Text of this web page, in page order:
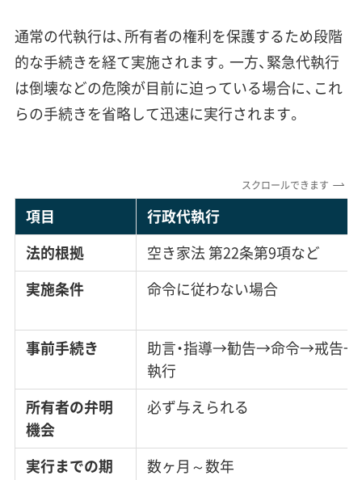
通常の代執行は、所有者の権利を保護するため段階
的な手続きを経て実施されます。一方、緊急代執行
は倒壊などの危険が目前に迫っている場合に、これ
らの手続きを省略して迅速に実行されます。
スクロールできます
項目
行政代執行
法的根拠
空き家法 第22条第9項など
実施条件
命令に従わない場合
事前手続き
助言・指導→勧告→命令→戒告→
執行
所有者の弁明
機会
必ず与えられる
実行までの期
数ヶ月～数年